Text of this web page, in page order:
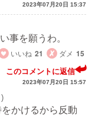
2023年07月20日 15:37
事を願うわ。
いいね 21 ダメ 15
このコメントに返信
2023年07月20日 15:57
かけるから反動